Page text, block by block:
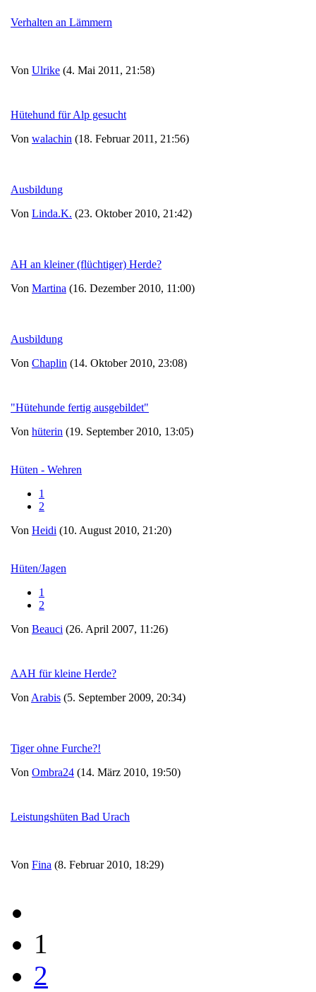
Verhalten an Lämmern
Von Ulrike (4. Mai 2011, 21:58)
Hütehund für Alp gesucht
Von walachin (18. Februar 2011, 21:56)
Ausbildung
Von Linda.K. (23. Oktober 2010, 21:42)
AH an kleiner (flüchtiger) Herde?
Von Martina (16. Dezember 2010, 11:00)
Ausbildung
Von Chaplin (14. Oktober 2010, 23:08)
"Hütehunde fertig ausgebildet"
Von hüterin (19. September 2010, 13:05)
Hüten - Wehren
1
2
Von Heidi (10. August 2010, 21:20)
Hüten/Jagen
1
2
Von Beauci (26. April 2007, 11:26)
AAH für kleine Herde?
Von Arabis (5. September 2009, 20:34)
Tiger ohne Furche?!
Von Ombra24 (14. März 2010, 19:50)
Leistungshüten Bad Urach
Von Fina (8. Februar 2010, 18:29)
1
2